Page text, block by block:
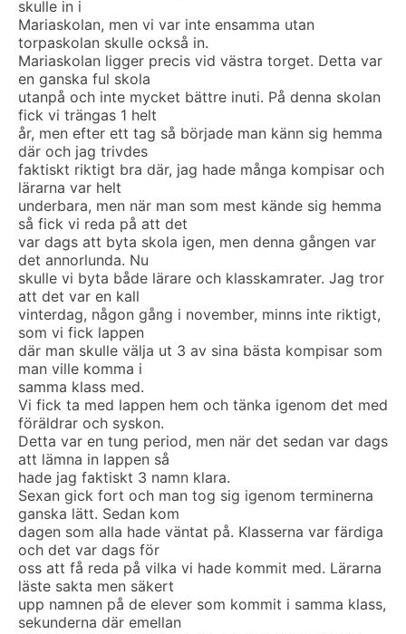
skulle in i
Mariaskolan, men vi var inte ensamma utan
torpaskolan skulle också in.
Mariaskolan ligger precis vid västra torget. Detta var
en ganska ful skola
utanpå och inte mycket bättre inuti. På denna skolan
fick vi trängas 1 helt
år, men efter ett tag så började man känn sig hemma
där och jag trivdes
faktiskt riktigt bra där, jag hade många kompisar och
lärarna var helt
underbara, men när man som mest kände sig hemma
så fick vi reda på att det
var dags att byta skola igen, men denna gången var
det annorlunda. Nu
skulle vi byta både lärare och klasskamrater. Jag tror
att det var en kall
vinterdag, någon gång i november, minns inte riktigt,
som vi fick lappen
där man skulle välja ut 3 av sina bästa kompisar som
man ville komma i
samma klass med.
Vi fick ta med lappen hem och tänka igenom det med
föräldrar och syskon.
Detta var en tung period, men när det sedan var dags
att lämna in lappen så
hade jag faktiskt 3 namn klara.
Sexan gick fort och man tog sig igenom terminerna
ganska lätt. Sedan kom
dagen som alla hade väntat på. Klasserna var färdiga
och det var dags för
oss att få reda på vilka vi hade kommit med. Lärarna
läste sakta men säkert
upp namnen på de elever som kommit i samma klass,
sekunderna där emellan